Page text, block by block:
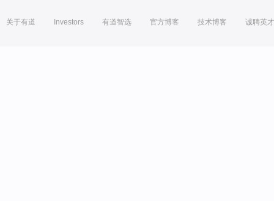
关于有道 Investors 有道智选 官方博客 技术博客 诚聘英才